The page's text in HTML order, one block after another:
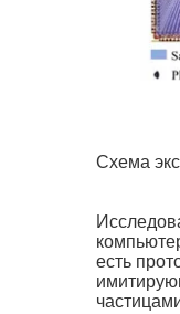
Схема
есть